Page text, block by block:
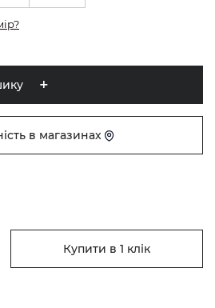
в магазинах
Купити в 1 клік